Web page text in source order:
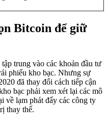
Bitcoin để giữ
trung vào các khoản đầu tư
phiếu kho bạc. Nhưng sự
đã thay đổi cách tiếp cận
bạc phải xem xét lại các mô
về lạm phát đẩy các công ty
thay thế.